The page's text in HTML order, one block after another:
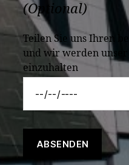
(Optional)
Teilen Sie uns Ihren
und wir werden unser
einzuhalten
ABSENDEN